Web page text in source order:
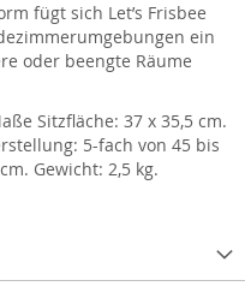
fügt sich Let’s Frisbee
ein
oder beengte Räume
Sitzfläche: 37 x 35,5 cm.
5-fach von 45 bis
Gewicht: 2,5 kg.